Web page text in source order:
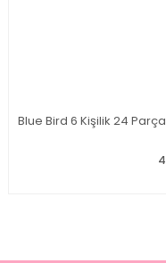
Blue Bird 6 Kişilik 24